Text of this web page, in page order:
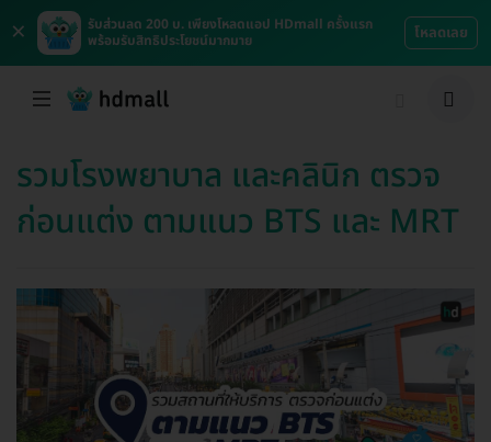
×
รับส่วนลด 200 บ. เพียงโหลดแอป HDmall ครั้งแรก
พร้อมรับสิทธิประโยชน์มากมาย
โหลดเลย
รวมโรงพยาบาล และคลินิก ตรวจ
ก่อนแต่ง ตามแนว BTS และ MRT